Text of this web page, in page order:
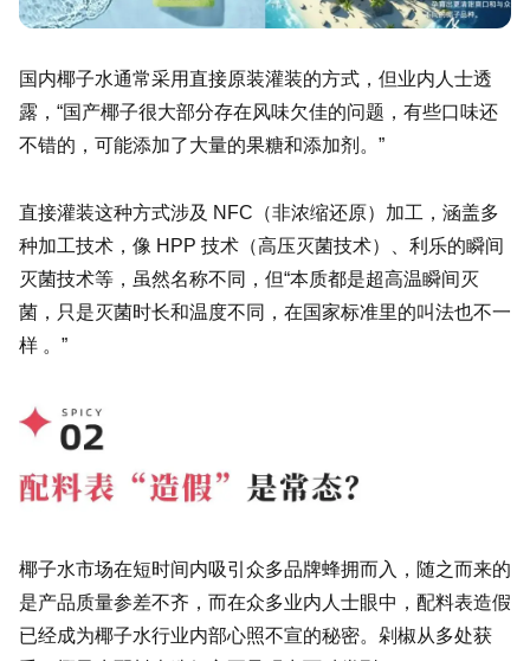
国内椰子水通常采用直接原装灌装的方式，但业内人士透
露，“国产椰子很大部分存在风味欠佳的问题，有些口味还
不错的，可能添加了大量的果糖和添加剂。”
直接灌装这种方式涉及 NFC（非浓缩还原）加工，涵盖多
种加工技术，像 HPP 技术（高压灭菌技术）、利乐的瞬间
灭菌技术等，虽然名称不同，但“本质都是超高温瞬间灭
菌，只是灭菌时长和温度不同，在国家标准里的叫法也不一
样 。”
椰子水市场在短时间内吸引众多品牌蜂拥而入，随之而来的
是产品质量参差不齐，而在众多业内人士眼中，配料表造假
已经成为椰子水行业内部心照不宣的秘密。剁椒从多处获